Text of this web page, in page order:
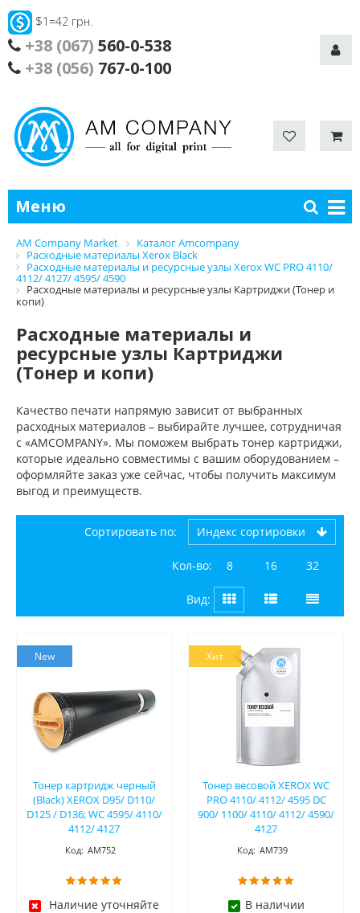
$1=42 грн.
+38 (067) 560-0-538
+38 (056) 767-0-100
Меню
AM Company Market
Каталог Amcompany
Расходные материалы Xerox Black
Расходные материалы и ресурсные узлы Xerox WC PRO 4110/
4112/ 4127/ 4595/ 4590
Расходные материалы и ресурсные узлы Картриджи (Тонер и
копи)
Расходные материалы и
ресурсные узлы Картриджи
(Тонер и копи)
Качество печати напрямую зависит от выбранных
расходных материалов – выбирайте лучшее, сотрудничая
с «AMCOMPANY». Мы поможем выбрать тонер картриджи,
которые идеально совместимы с вашим оборудованием –
оформляйте заказ уже сейчас, чтобы получить максимум
выгод и преимуществ.
Сортировать по: индекс сортировки
Кол-во: 8 16 32
Вид:
New
Тонер картридж черный
(Black) XEROX D95/ D110/
D125 / D136; WC 4595/ 4110/
4112/ 4127
Код: АМ752
Наличие уточняйте
Хит
Тонер весовой XEROX WC
PRO 4110/ 4112/ 4595 DC
900/ 1100/ 4110/ 4112/ 4590/
4127
Код: АМ739
В наличии